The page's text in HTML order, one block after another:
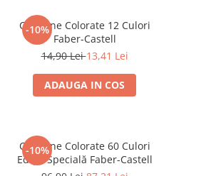
-10%
Creioane Colorate 12 Culori
Faber-Castell
14,90 Lei13,41 Lei
ADAUGA IN COS
-10%
Creioane Colorate 60 Culori
Ediție Specială Faber-Castell